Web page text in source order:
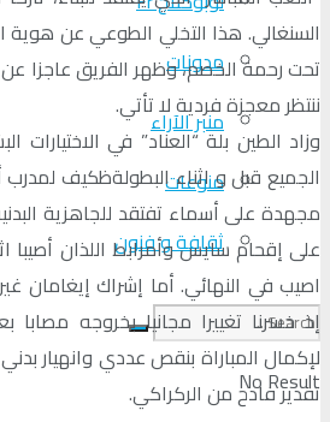
مدونات
منبر الآراء
منوعات
ثقافة و فنون
No Result
السنغالي. هذا التخلي الطوعي عن هوية
تحت رحمة الخصم، وظهر الفريق عاجزا
ننتظر معجزة فردية لا تأتي.
وزاد الطين بلة “العناد” في
الجميع قبل و اثناء البطولةظكيف
مجهدة على أسماء تفتقد للجاهزية
على إقحام سايس وأمرابط اللذان أصيبا
اصيب في النهائي. أما إشراك إيغامان
إذ خسرنا تغييرا مجانيا بخروجه
لإكمال المباراة بنقص عددي وانهيار
تقدير فادح من الركراكي.